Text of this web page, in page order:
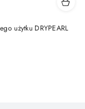
użytku DRYPEARL